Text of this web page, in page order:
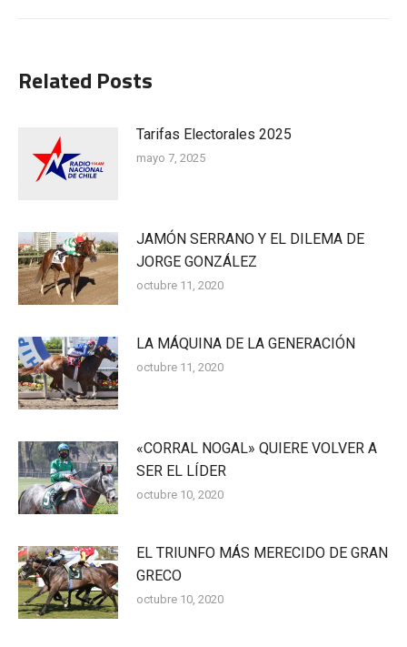
Related Posts
Tarifas Electorales 2025
mayo 7, 2025
JAMÓN SERRANO Y EL DILEMA DE
JORGE GONZÁLEZ
octubre 11, 2020
LA MÁQUINA DE LA GENERACIÓN
octubre 11, 2020
«CORRAL NOGAL» QUIERE VOLVER A
SER EL LÍDER
octubre 10, 2020
EL TRIUNFO MÁS MERECIDO DE GRAN
GRECO
octubre 10, 2020